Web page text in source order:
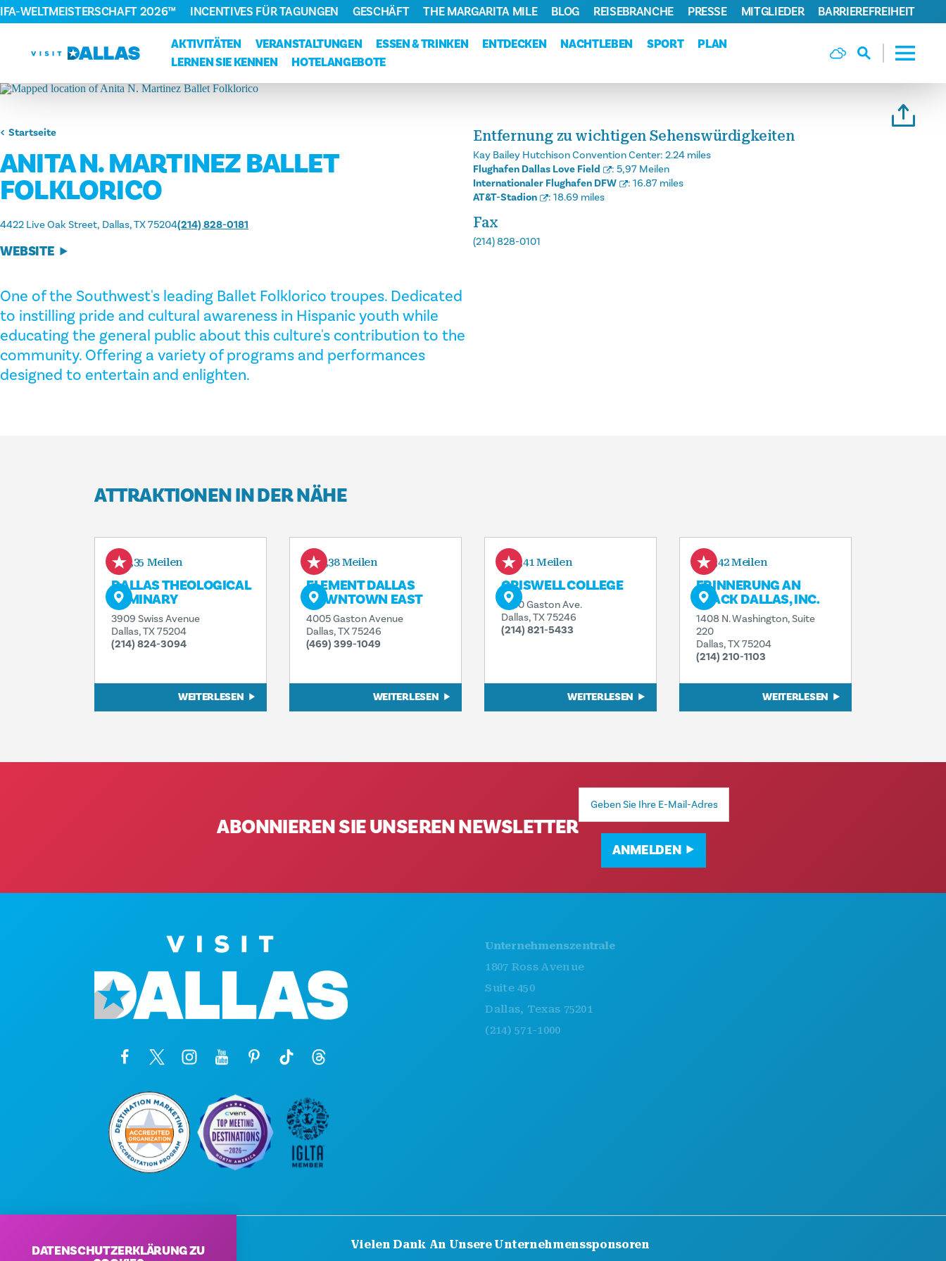
Zum Inhalt springen
AKTIVITÄTEN
VERANSTALTUNGEN ESSEN & TRINKEN ENTDECKEN NACHTLEBEN SPORT
PLAN
LERNEN SIE KENNEN
HOTELANGEBOTE
WELTMEISTERSCHAFT 2026™ INCENTIVES FÜR TAGUNGEN GESCHÄFT THE MARGARITA MILE BLOG REISEBRANCHE PRESSE MITGLIEDER BARRIEREFREIHEIT
Startseite
ANITA N. MARTINEZ BALLET
FOLKLORICO
4422 Live Oak Street Dallas, TX 75204(214) 828-0181
WEBSITE
One of the Southwest's leading Ballet Folklorico troupes. Dedicated
to instilling pride and cultural awareness in Hispanic youth while
educating the general public about this culture's contribution to the
community. Offering a variety of programs and performances
designed to entertain and enlighten.
Entfernung zu wichtigen Sehenswürdigkeiten
Kay Bailey Hutchison Convention Center: 2.24 miles
Flughafen Dallas Love Field
: 5,97 Meilen
Internationaler Flughafen DFW
: 16.87 miles
AT&T-Stadion
: 18.69 miles
Fax
(214) 828-0101
ATTRAKTIONEN IN DER NÄHE
0,35 Meilen
DALLAS THEOLOGICAL
SEMINARY
3909 Swiss Avenue
Dallas, TX 75204
(214) 824-3094
WEITERLESEN
0,38 Meilen
ELEMENT DALLAS
DOWNTOWN EAST
4005 Gaston Avenue
Dallas, TX 75246
(469) 399-1049
WEITERLESEN
0,41 Meilen
CRISWELL COLLEGE
4010 Gaston Ave.
Dallas, TX 75246
(214) 821-5433
WEITERLESEN
0,42 Meilen
ERINNERUNG AN
BLACK DALLAS, INC.
1408 N. Washington, Suite
220
Dallas, TX 75204
(214) 210-1103
WEITERLESEN
ABONNIEREN SIE UNSEREN NEWSLETTER
E-
Mail-
ANMELDEN
Unternehmenszentrale
1807 Ross Avenue
Suite 450
Dallas, Texas 75201
(214) 571-1000
AKTIVITÄTEN
Vielen Dank An Unsere Unternehmenssponsoren
DATENSCHUTZERKLÄRUNG ZU